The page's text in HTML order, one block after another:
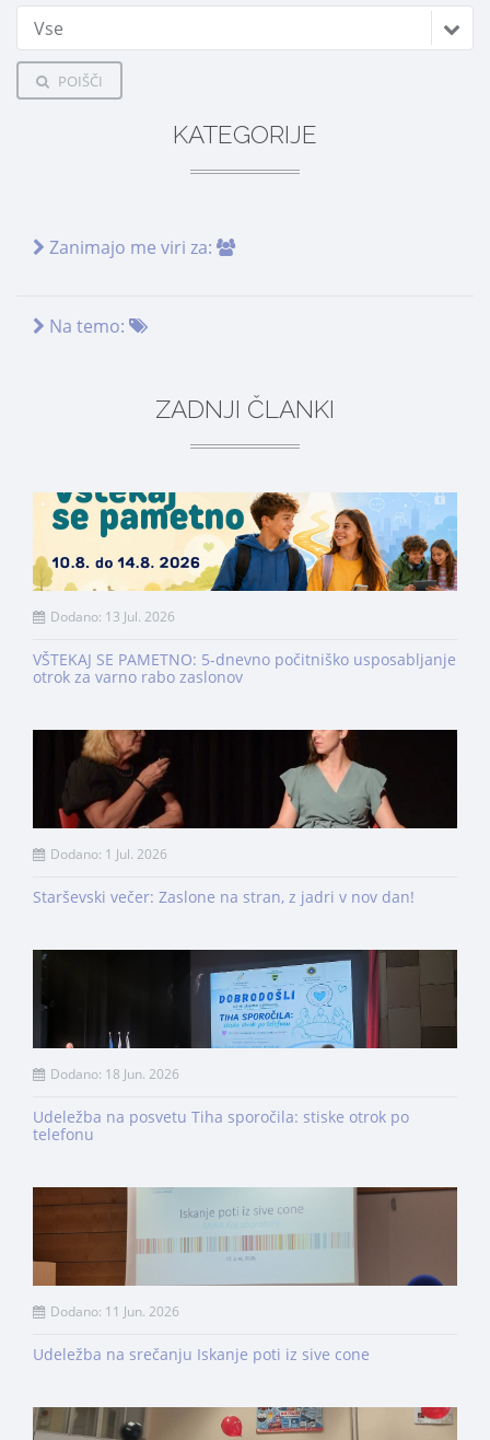
Vse
POIŠČI
KATEGORIJE
Zanimajo me viri za:
Na temo:
ZADNJI ČLANKI
Dodano: 13 Jul. 2026
VŠTEKAJ SE PAMETNO: 5-dnevno počitniško usposabljanje
otrok za varno rabo zaslonov
Dodano: 1 Jul. 2026
Starševski večer: Zaslone na stran, z jadri v nov dan!
Dodano: 18 Jun. 2026
Udeležba na posvetu Tiha sporočila: stiske otrok po
telefonu
Dodano: 11 Jun. 2026
Udeležba na srečanju Iskanje poti iz sive cone